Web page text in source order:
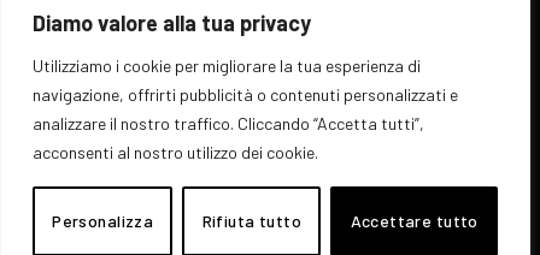
Diamo valore alla tua privacy
Utilizziamo i cookie per migliorare la tua esperienza di
navigazione, offrirti pubblicità o contenuti personalizzati e
analizzare il nostro traffico. Cliccando “Accetta tutti”,
acconsenti al nostro utilizzo dei cookie.
Personalizza Rifiuta tutto Accettare tutto
© 2026 EZ Rome Designed by ARvis.it
Il portale EZ Rome e' una testata giornalistica di carattere generalista
registrata al tribunale di Roma - Numero 389/2008
Direttore responsabile: Raffaella Roani - ISSN: 2036-783X
Edito da ARvis.it srl - via Alessandria 88 - 00198 Roma CF/PI/R.I.
Home Informazioni